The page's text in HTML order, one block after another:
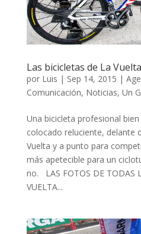
Las bicicletas de La
por Luis | Sep 14, 2015 |
Comunicación, Noticias, Un
Una bicicleta profesional
colocado reluciente, delante
Vuelta y a punto para
más apetecible para un
no. LAS FOTOS DE TODAS
VUELTA...